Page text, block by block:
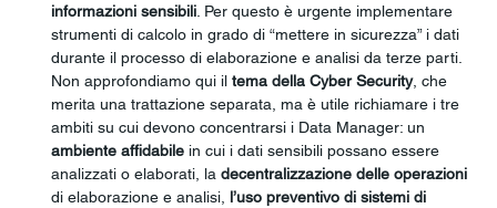
informazioni sensibili . Per questo è urgente implementare
strumenti di calcolo in grado di “mettere in sicurezza” i dati
durante il processo di elaborazione e analisi da terze parti.
Non approfondiamo qui il tema della Cyber Security, che
merita una trattazione separata, ma è utile richiamare i tre
ambiti su cui devono concentrarsi i Data Manager: un
ambiente affidabile in cui i dati sensibili possano essere
analizzati o elaborati, la decentralizzazione delle operazioni
di elaborazione e analisi, l’uso preventivo di sistemi di